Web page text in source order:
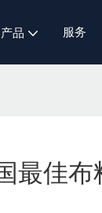
产品 服务
最佳布